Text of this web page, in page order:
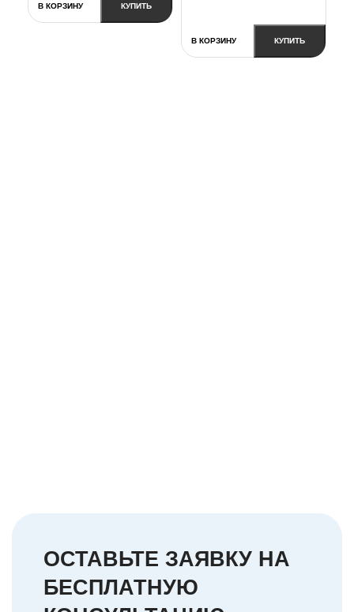
В КОРЗИНУ КУПИТЬ
В КОРЗИНУ КУПИТЬ
ОСТАВЬТЕ ЗАЯВКУ НА
БЕСПЛАТНУЮ